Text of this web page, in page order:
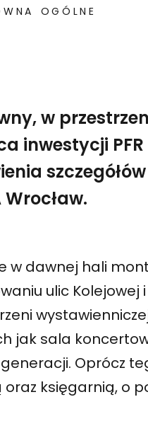
OGÓLNE
w
inwestycji
w dawnej hali
ulic Kolejowej
jak sala
Oprócz
księgarnią, o